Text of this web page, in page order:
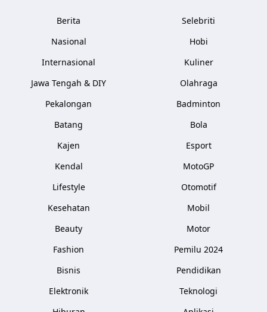
Berita
Nasional
Internasional
Jawa Tengah & DIY
Pekalongan
Batang
Kajen
Kendal
Lifestyle
Kesehatan
Beauty
Fashion
Bisnis
Elektronik
Selebriti
Hobi
Kuliner
Olahraga
Badminton
Bola
Esport
MotoGP
Otomotif
Mobil
Motor
Pemilu 2024
Pendidikan
Teknologi